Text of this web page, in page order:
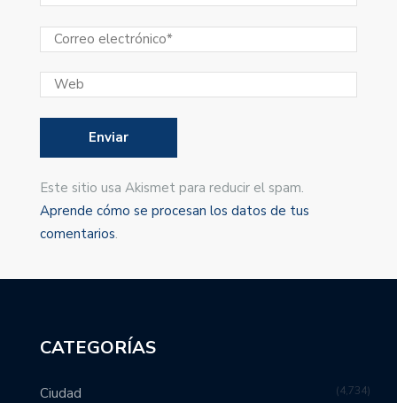
Este sitio usa Akismet para reducir el spam.
Aprende cómo se procesan los datos de tus
comentarios.
CATEGORÍAS
Ciudad 4,734